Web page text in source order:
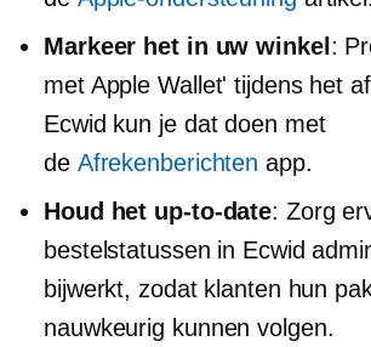
Markeer het in uw winkel :
met Apple Wallet' tijdens het
Ecwid kun je dat doen met
de Afrekenberichten app.
Houd het up-to-date: Zorg
bestelstatussen in Ecwid
bijwerkt, zodat klanten hun
nauwkeurig kunnen volgen.